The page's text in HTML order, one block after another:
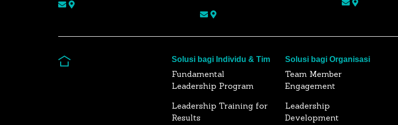
Solusi bagi Individu & Tim
Fundamental
Leadership Program
Leadership Training for
Results
Solusi bagi Organisasi
Team Member
Engagement
Leadership
Development